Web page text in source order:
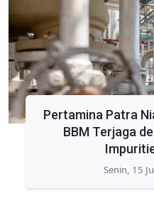
Pertamina Patra
BBM Terjaga
Senin, 15